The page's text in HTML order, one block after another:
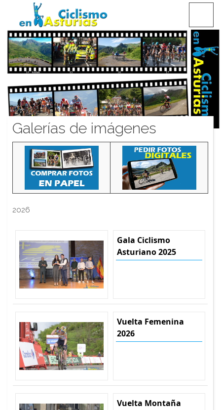
CICLISMO EN ASTURIAS
Galerías de imágenes
2026
Gala Ciclismo
Asturiano 2025
Vuelta Femenina
2026
Vuelta Montaña